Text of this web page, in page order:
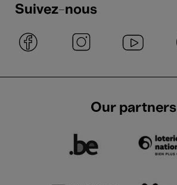
Suivez-nous
Our partners